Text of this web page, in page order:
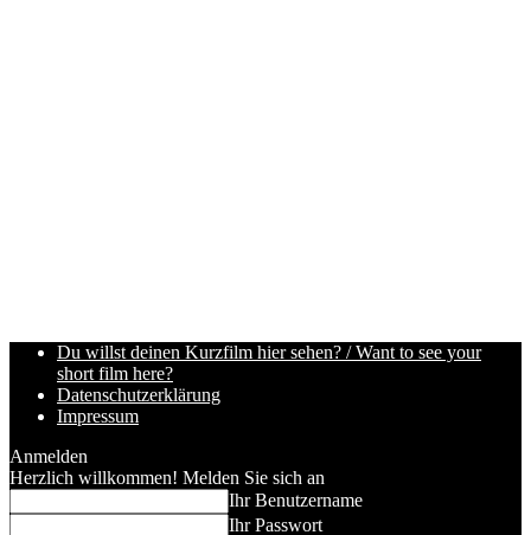
Du willst deinen Kurzfilm hier sehen? / Want to see your
short film here?
Datenschutzerklärung
Impressum
Anmelden
Herzlich willkommen! Melden Sie sich an
Ihr Benutzername
Ihr Passwort